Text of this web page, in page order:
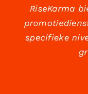
RiseKarma
specifieke